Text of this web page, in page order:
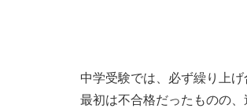
中学受験では、必ず繰り上
最初は不合格だったものの